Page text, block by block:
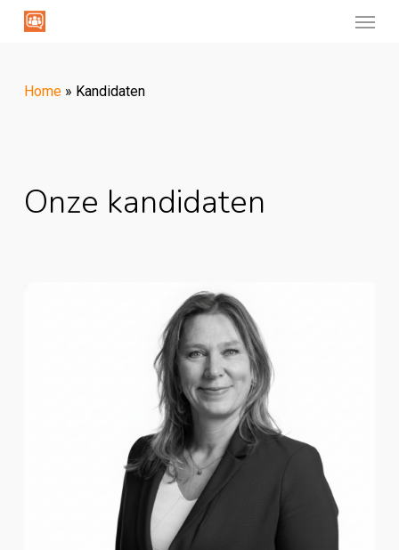
Skip
content
Home» Kandidaten
Onze kandidaten